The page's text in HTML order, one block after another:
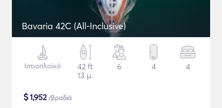
Bavaria 42C (All-Inclusive)
Ιστιοπλοϊκό
42 ft
13 μ.
6 4 4
$1,952/βραδιά